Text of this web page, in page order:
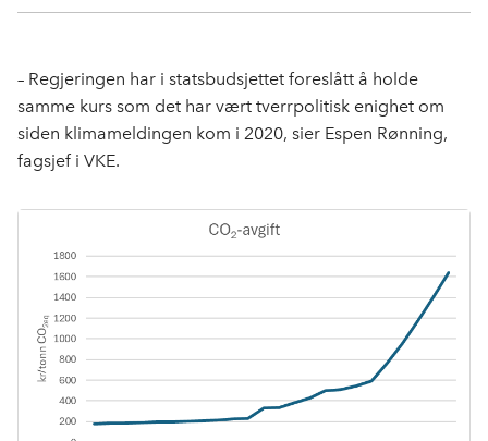
e
b
k
e
s
t
– Regjeringen har i statsbudsjettet foreslått å holde
samme kurs som det har vært tverrpolitisk enighet om
siden klimameldingen kom i 2020, sier Espen Rønning,
fagsjef i VKE.